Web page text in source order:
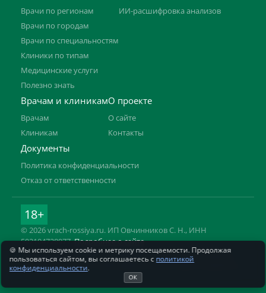
Врачи по регионам
Врачи по городам
Врачи по специальностям
Клиники по типам
Медицинские услуги
Полезно знать
ИИ-расшифровка анализов
Врачам и клиникам
Врачам
Клиникам
О проекте
О сайте
Контакты
Документы
Политика конфиденциальности
Отказ от ответственности
18+
© 2026 vrach-rossiya.ru. ИП Овчинников С. Н., ИНН
592104728977.Подробнее о сайте
Информация на сайте не заменяет приём врача. Имеются
противопоказания, необходима консультация специалиста.
🍪 Мы используем cookie и метрику посещаемости. Продолжая
пользоваться сайтом, вы соглашаетесь с политикой
конфиденциальности.
ОК